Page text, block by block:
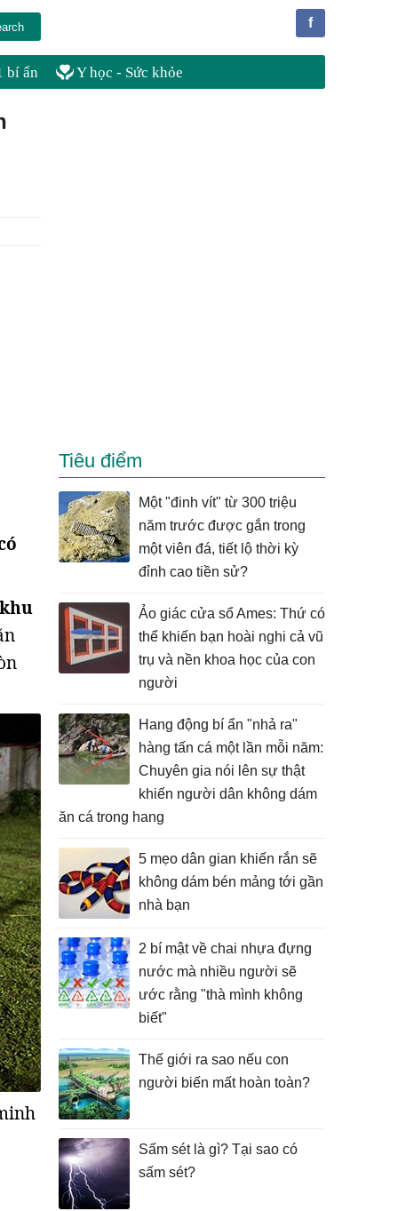
f
bí ẩn Y học - Sức khỏe
Tiêu điểm
Một "đinh vít" từ 300 triệu
năm trước được gắn trong
một viên đá, tiết lộ thời kỳ
đỉnh cao tiền sử?
Ảo giác cửa sổ Ames: Thứ có
thể khiến bạn hoài nghi cả vũ
trụ và nền khoa học của con
người
Hang động bí ẩn "nhả ra"
hàng tấn cá một lần mỗi năm:
Chuyên gia nói lên sự thật
khiến người dân không dám
ăn cá trong hang
5 mẹo dân gian khiến rắn sẽ
không dám bén mảng tới gần
nhà bạn
2 bí mật về chai nhựa đựng
nước mà nhiều người sẽ
ước rằng "thà mình không
biết"
Thế giới ra sao nếu con
người biến mất hoàn toàn?
Sấm sét là gì? Tại sao có
sấm sét?